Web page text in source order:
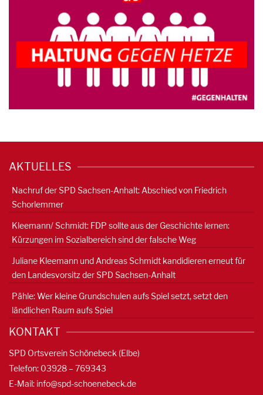
AKTUELLES
Nachruf der SPD Sachsen-Anhalt: Abschied von Friedrich
Schorlemmer
Kleemann/ Schmidt: FDP sollte aus der Geschichte lernen:
Kürzungen im Sozialbereich sind der falsche Weg
Juliane Kleemann und Andreas Schmidt kandidieren erneut für
den Landesvorsitz der SPD Sachsen-Anhalt
Pähle: Wer kleine Grundschulen aufs Spiel setzt, setzt den
ländlichen Raum aufs Spiel
KONTAKT
SPD Ortsverein Schönebeck (Elbe)
Telefon: 03928 – 769343
E-Mail: info@spd-schoenebeck.de